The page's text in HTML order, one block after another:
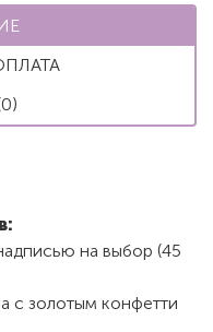
на выбор (45
с золотым конфетти